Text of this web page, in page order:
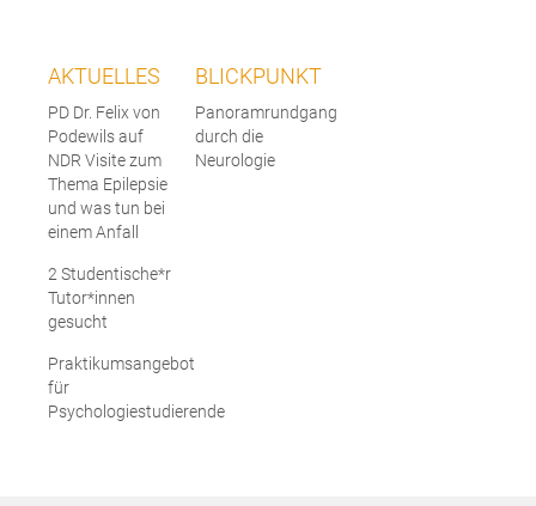
AKTUELLES
PD Dr. Felix von
Podewils auf
NDR Visite zum
Thema Epilepsie
und was tun bei
einem Anfall
2 Studentische*r
Tutor*innen
gesucht
Praktikumsangebot
für
Psychologiestudierende
BLICKPUNKT
Panoramrundgang
durch die
Neurologie